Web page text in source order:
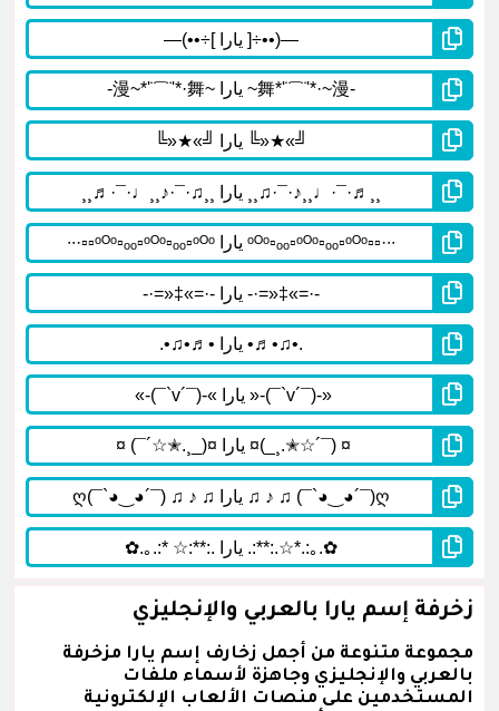
زخرفة إسم يارا بالعربي والإنجليزي
مجموعة متنوعة من أجمل زخارف إسم يارا مزخرفة
بالعربي والإنجليزي وجاهزة لأسماء ملفات
المستخدمين على منصات الألعاب الإلكترونية